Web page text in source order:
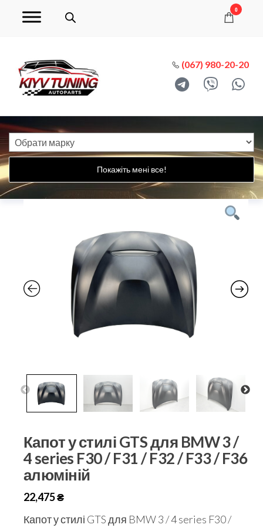
0
(067) 980-20-20
Покажіть мені все!
Капот у стилі GTS для BMW 3 /
4 series F30 / F31 / F32 / F33 / F36
алюміній
22,475₴
Капот у стилі GTS для BMW 3 / 4 series F30 /